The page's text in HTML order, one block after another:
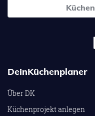
DeinKüchenplaner
Über DK
Küchenprojekt anlegen